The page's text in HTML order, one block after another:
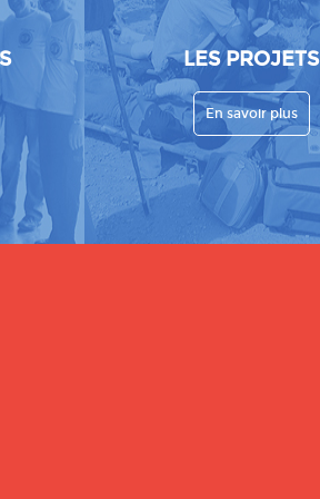
LES PROJETS
En savoir plus